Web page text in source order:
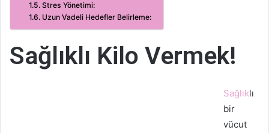
Stres Yönetimi:
Uzun Vadeli Hedefler Belirleme:
Sağlıklı Kilo Vermek!
Sağlıklı
bir
vücut